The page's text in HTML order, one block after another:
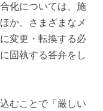
化については、施
か、さまざまなメ
変更・転換する必
固執する答弁をし
むことで「厳しい